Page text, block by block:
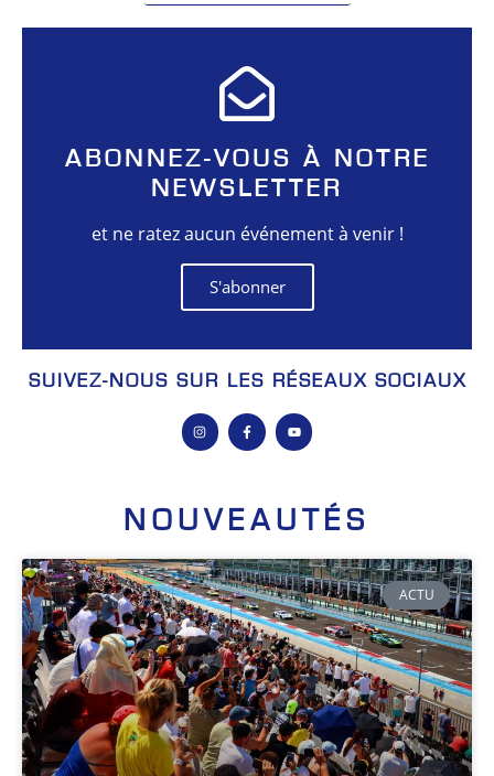
ABONNEZ-VOUS À NOTRE
NEWSLETTER
et ne ratez aucun événement à venir !
S'abonner
SUIVEZ-NOUS SUR LES RÉSEAUX SOCIAUX
NOUVEAUTÉS
ACTU